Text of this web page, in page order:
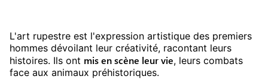
L'art rupestre est l'expression artistique des premiers
hommes dévoilant leur créativité, racontant leurs
histoires. Ils ont mis en scène leur vie, leurs combats
face aux animaux préhistoriques.